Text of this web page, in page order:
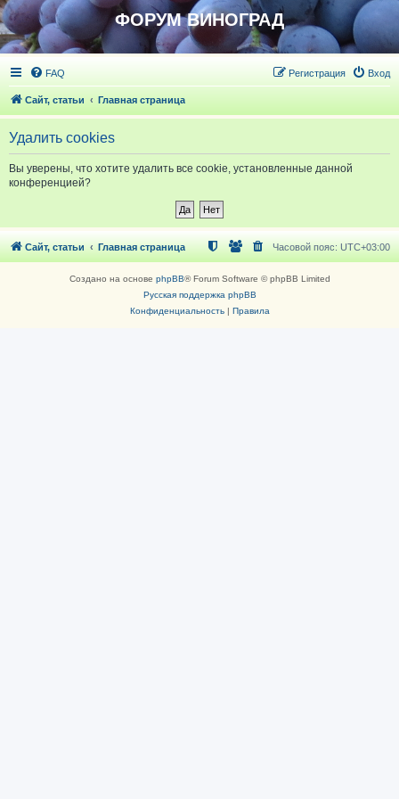
ФОРУМ ВИНОГРАД
FAQ Вход
Регистрация
Сайт, статьи Главная страница
Удалить cookies
Вы уверены, что хотите удалить все cookie, установленные данной
конференцией?
Сайт, статьи Главная страница Часовой пояс: UTC+03:00
Создано на основе phpBB® Forum Software © phpBB Limited
Русская поддержка phpBB
Конфиденциальность| Правила